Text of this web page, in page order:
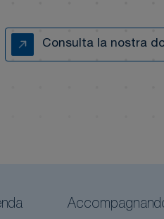
Consulta la nostra